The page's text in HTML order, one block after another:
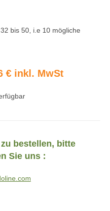
bis 50, i.e 10 mögliche
€ inkl. MwSt
bestellen, bitte
Sie uns :